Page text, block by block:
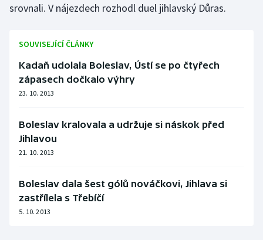
Judo
Krasobruslení
Lezení
Lyže a snowboard
Moderní pětiboj
Motorsport
Olympijské hry
Parasport
srovnali. V nájezdech rozhodl duel jihlavský Důras.
SOUVISEJÍCÍ ČLÁNKY
Kadaň udolala Boleslav, Ústí se po čtyřech
zápasech dočkalo výhry
23. 10. 2013
Boleslav kralovala a udržuje si náskok před
Jihlavou
21. 10. 2013
Boleslav dala šest gólů nováčkovi, Jihlava si
zastřílela s Třebíčí
5. 10. 2013